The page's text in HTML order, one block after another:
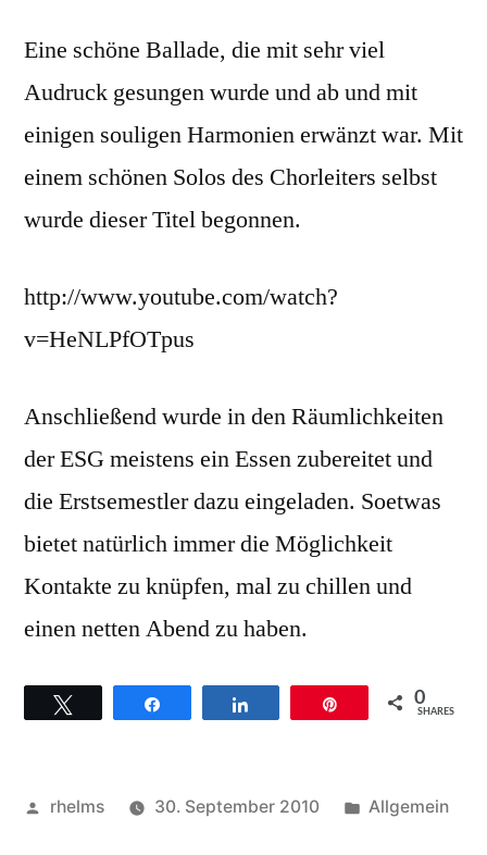
Eine schöne Ballade, die mit sehr viel
Audruck gesungen wurde und ab und mit
einigen souligen Harmonien erwänzt war. Mit
einem schönen Solos des Chorleiters selbst
wurde dieser Titel begonnen.
http://www.youtube.com/watch?
v=HeNLPfOTpus
Anschließend wurde in den Räumlichkeiten
der ESG meistens ein Essen zubereitet und
die Erstsemestler dazu eingeladen. Soetwas
bietet natürlich immer die Möglichkeit
Kontakte zu knüpfen, mal zu chillen und
einen netten Abend zu haben.
0
SHARES
Veröffentlicht
rhelms 30. September 2010
Veröffentlicht
Allgemein